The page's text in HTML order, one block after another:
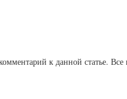
к данной статье.